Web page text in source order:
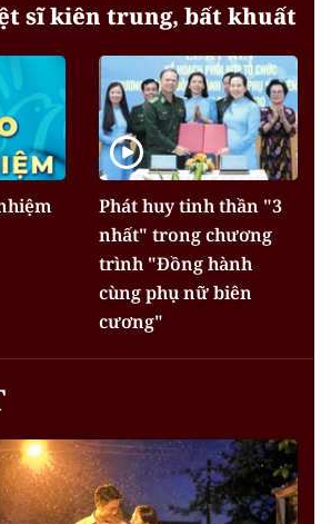
sĩ kiên trung, bất khuất
Phát huy tinh thần "3
nhất" trong chương
trình "Đồng hành
cùng phụ nữ biên
cương"